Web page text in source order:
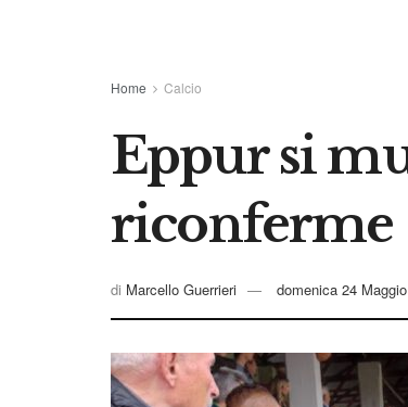
Home Calcio
Eppur si
riconferme
di Marcello Guerrieri domenica 24